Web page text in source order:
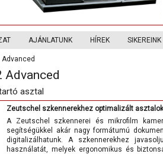
AJÁNLATUNK HÍREK SIKEREINK
Advanced
Advanced
asztal
Zeutschel szkennerekhez optimalizált asztalok
A Zeutschel szkennerei és mikrofilm
segítségükkel akár nagy formátumú
digitalizálhatunk. A szkennerekhez
használatát, melyek ergonomikus és